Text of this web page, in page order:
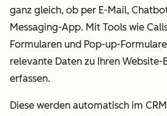
ganz gleich, ob per E-Mail,
Messaging-App. Mit Tools wie
Formularen und Pop-up-
relevante Daten zu Ihren Website-
erfassen.
Diese werden automatisch im